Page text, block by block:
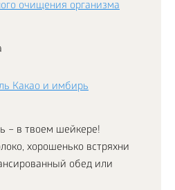
очищения организма
Какао и имбирь
– в твоем шейкере!
хорошенько встряхни
обед или